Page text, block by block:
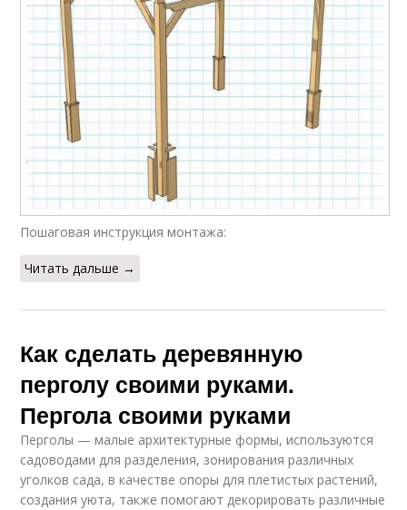
Пошаговая инструкция монтажа:
Читать дальше →
Как сделать деревянную
перголу своими руками.
Пергола своими руками
Перголы — малые архитектурные формы, используются
садоводами для разделения, зонирования различных
уголков сада, в качестве опоры для плетистых растений,
создания уюта, также помогают декорировать различные